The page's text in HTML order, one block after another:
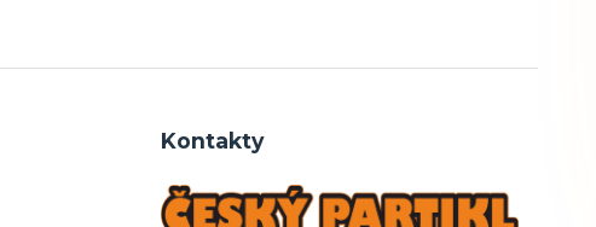
Kontakty